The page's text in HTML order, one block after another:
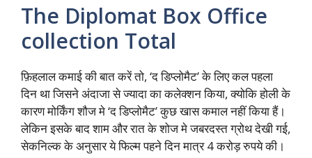
The Diplomat Box Office
collection Total
फ़िहलाल कमाई की बात करें तो, ‘द डिप्लोमैट’ के लिए कल पहला
दिन था जिसने अंदाजा से ज्यादा का कलेक्शन किया, क्योकि होली के
कारण मोर्किंग शौज मे ‘द डिप्लोमैट’ कुछ खास कमाल नहीं किया हैं।
लेकिन इसके बाद शाम और रात के शोज मे जबरदस्त ग्रोथ देखी गई,
सेकनिल्क के अनुसार ये फिल्म पहने दिन मात्र 4 करोड़ रुपये की।